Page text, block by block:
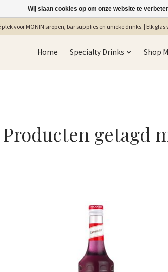
voor MONIN siropen, bar supplies en unieke drinks. | Elk
Home Specialty Drinks Shop
Producten getagd
Wij slaan cookies op om onze website te